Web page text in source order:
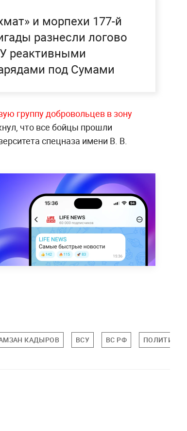
и морпехи 177-й
разнесли логово
реактивными
под Сумами
группу добровольцев в зону
что все бойцы прошли
спецназа имени В. В.
КАДЫРОВ ВСУ ВС РФ ПОЛИТИКА